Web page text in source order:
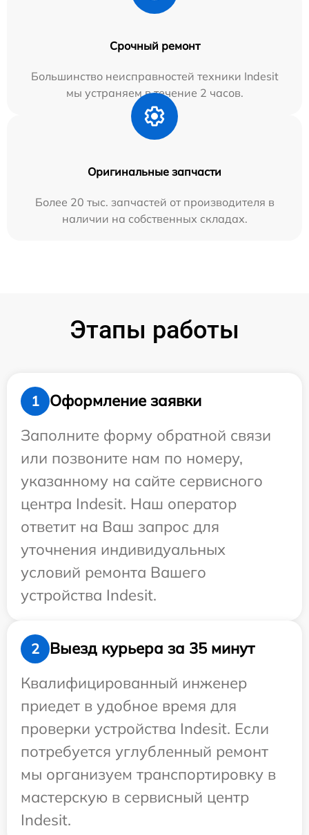
Срочный ремонт
Большинство неисправностей техники Indesit
мы устраняем в течение 2 часов.
Оригинальные запчасти
Более 20 тыс. запчастей от производителя в
наличии на собственных складах.
Этапы работы
1
Оформление заявки
Заполните форму обратной связи
или позвоните нам по номеру,
указанному на сайте сервисного
центра Indesit. Наш оператор
ответит на Ваш запрос для
уточнения индивидуальных
условий ремонта Вашего
устройства Indesit.
2
Выезд курьера за 35 минут
Квалифицированный инженер
приедет в удобное время для
проверки устройства Indesit. Если
потребуется углубленный ремонт
мы организуем транспортировку в
мастерскую в сервисный центр
Indesit.